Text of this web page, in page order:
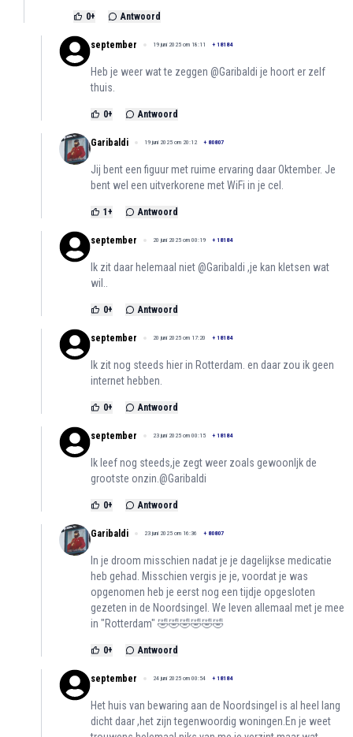
0+ Antwoord
september 19 juni 2025 om 18:11 + 18184
Heb je weer wat te zeggen @Garibaldi je hoort er zelf
thuis.
0+ Antwoord
Garibaldi 19 juni 2025 om 20:12 + 80807
Jij bent een figuur met ruime ervaring daar Oktember. Je
bent wel een uitverkorene met WiFi in je cel.
1+ Antwoord
september 20 juni 2025 om 00:19 + 18184
Ik zit daar helemaal niet @Garibaldi ,je kan kletsen wat
wil..
0+ Antwoord
september 20 juni 2025 om 17:20 + 18184
Ik zit nog steeds hier in Rotterdam. en daar zou ik geen
internet hebben.
0+ Antwoord
september 23 juni 2025 om 00:15 + 18184
Ik leef nog steeds,je zegt weer zoals gewoonljk de
grootste onzin.@Garibaldi
0+ Antwoord
Garibaldi 23 juni 2025 om 16:36 + 80807
In je droom misschien nadat je je dagelijkse medicatie
heb gehad. Misschien vergis je je, voordat je was
opgenomen heb je eerst nog een tijdje opgesloten
gezeten in de Noordsingel. We leven allemaal met je mee
in "Rotterdam" 🤣🤣🤣🤣🤣🤣
0+ Antwoord
september 24 juni 2025 om 00:54 + 18184
Het huis van bewaring aan de Noordsingel is al heel lang
dicht daar ,het zijn tegenwoordig woningen.En je weet